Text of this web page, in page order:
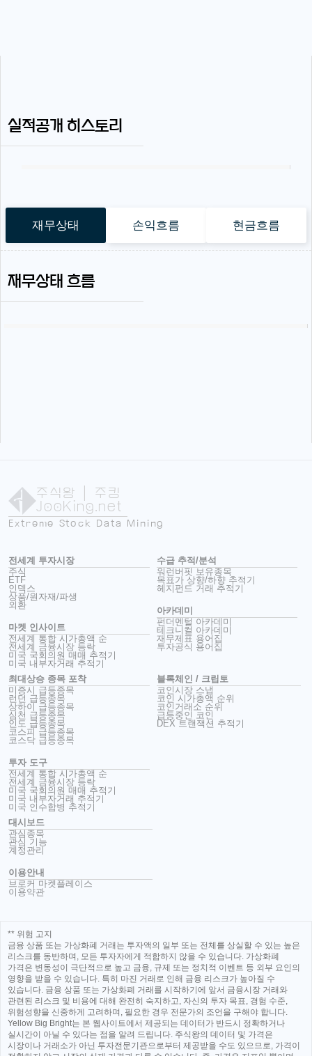
실적공개 히스토리
재무상태 손익흐름 현금흐름
재무상태 흐름
주식왕 | 주킹
JooKing.net
Extreme Stock Data Mining
전세계 투자시장
주식
ETF
인덱스
상품/원자재/파생
외환
마켓 인사이트
전세계 통합 시가총액 순
전세계 금융시장 등락
미국 국회의원 매매 추적기
미국 내부자거래 추적기
수급 추적/분석
워런버핏 보유종목
목표가 상향/하향 추적기
헤지펀드 거래 추적기
아카데미
펀더멘털 아카데미
테크니컬 아카데미
재무제표 용어집
투자공식 용어집
최대상승 종목 포착
미증시 급등종목
런던 급등종목
상하이 급등종목
심천 급등종목
인도 급등종목
코스피 급등종목
코스닥 급등종목
투자 도구
전세계 통합 시가총액 순
전세계 금융시장 등락
미국 국회의원 매매 추적기
미국 내부자거래 추적기
미국 인수합병 추적기
블록체인 / 크립토
코인시장 스냅
코인 시가총액 순위
코인거래소 순위
급등중인 코인
DEX 트랜잭션 추적기
대시보드
관심종목
관심 기능
계정관리
이용안내
브로커 마켓플레이스
이용약관
** 위험 고지
금융 상품 또는 가상화폐 거래는 투자액의 일부 또는 전체를 상실할 수 있는 높은
리스크를 동반하며, 모든 투자자에게 적합하지 않을 수 있습니다. 가상화폐
가격은 변동성이 극단적으로 높고 금융, 규제 또는 정치적 이벤트 등 외부 요인의
영향을 받을 수 있습니다. 특히 마진 거래로 인해 금융 리스크가 높아질 수
있습니다. 금융 상품 또는 가상화폐 거래를 시작하기에 앞서 금융시장 거래와
관련된 리스크 및 비용에 대해 완전히 숙지하고, 자신의 투자 목표, 경험 수준,
위험성향을 신중하게 고려하며, 필요한 경우 전문가의 조언을 구해야 합니다.
Yellow Big Bright는 본 웹사이트에서 제공되는 데이터가 반드시 정확하거나
실시간이 아닐 수 있다는 점을 알려 드립니다. 주식왕의 데이터 및 가격은
시장이나 거래소가 아닌 투자전문기관으로부터 제공받을 수도 있으므로, 가격이